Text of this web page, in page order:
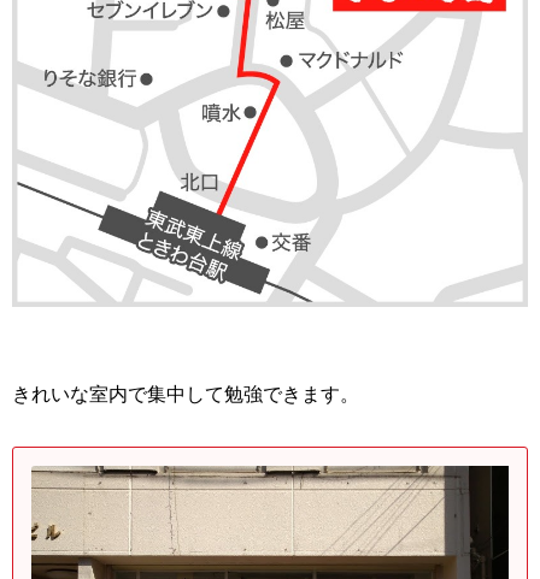
きれいな室内で集中して勉強できます。